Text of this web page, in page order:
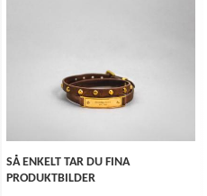
SÅ ENKELT TAR DU FINA
PRODUKTBILDER